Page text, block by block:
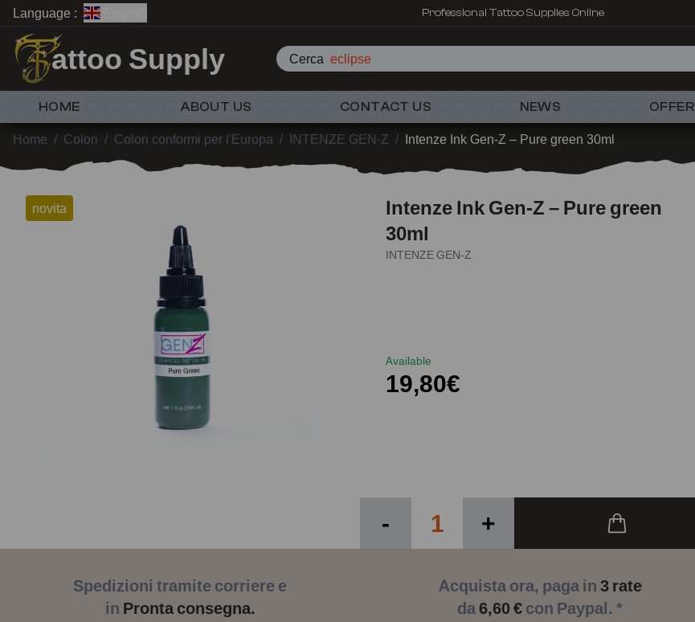
Language : Professional Tattoo Supplies Online
attoo Supply Cerca eclipse
HOME ABOUT US CONTACT US NEWS OFFER
Home / Colori / Colori conformi per l'Europa / INTENZE GEN-Z / Intenze Ink Gen-Z – Pure green 30ml
novita
Intenze Ink Gen-Z – Pure green
30ml
INTENZE GEN-Z
Available
19,80€
- +
Spedizioni tramite corriere e
in Pronta consegna.
Acquista ora, paga in 3 rate
da6,60 € con Paypal. *